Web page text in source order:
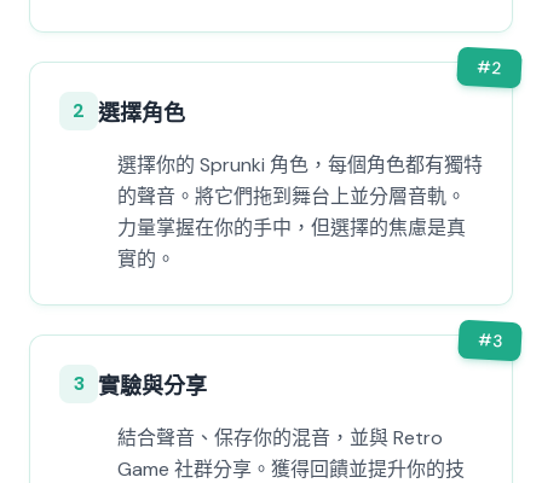
#2
2 選擇角色
選擇你的 Sprunki 角色，每個角色都有獨特
的聲音。將它們拖到舞台上並分層音軌。
力量掌握在你的手中，但選擇的焦慮是真
實的。
#3
3 實驗與分享
結合聲音、保存你的混音，並與 Retro
Game 社群分享。獲得回饋並提升你的技